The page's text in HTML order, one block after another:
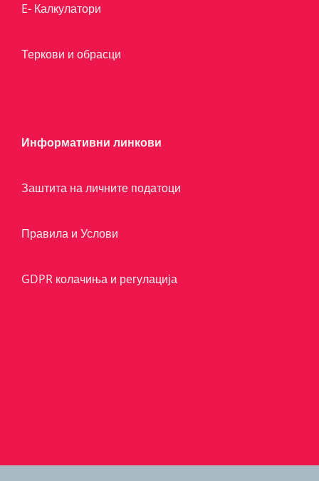
E- Калкулатори
Теркови и обрасци
Информативни линкови
Заштита на личните податоци
Правила и Услови
GDPR колачиња и регулација